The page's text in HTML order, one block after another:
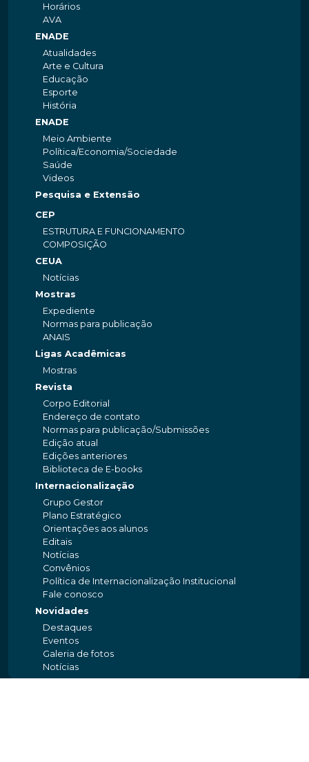
Horários
AVA
ENADE
Atualidades
Arte e Cultura
Educação
Esporte
História
ENADE
Meio Ambiente
Política/Economia/Sociedade
Saúde
Videos
Pesquisa e Extensão
CEP
ESTRUTURA E FUNCIONAMENTO
COMPOSIÇÃO
CEUA
Notícias
Mostras
Expediente
Normas para publicação
ANAIS
Ligas Acadêmicas
Mostras
Revista
Corpo Editorial
Endereço de contato
Normas para publicação/Submissões
Edição atual
Edições anteriores
Biblioteca de E-books
Internacionalização
Grupo Gestor
Plano Estratégico
Orientações aos alunos
Editais
Notícias
Convênios
Política de Internacionalização Institucional
Fale conosco
Novidades
Destaques
Eventos
Galeria de fotos
Notícias